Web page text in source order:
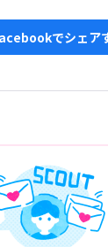
でシェア